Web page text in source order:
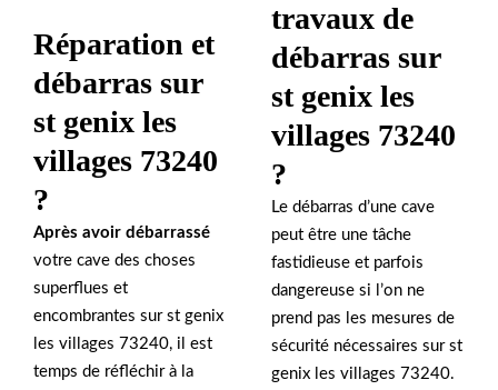
Réparation et
débarras sur
st genix les
villages 73240
?
Après avoir débarrassé
votre cave des choses
superflues et
encombrantes sur st genix
les villages 73240, il est
temps de réfléchir à la
travaux de
débarras sur
st genix les
villages 73240
?
Le débarras d’une cave
peut être une tâche
fastidieuse et parfois
dangereuse si l’on ne
prend pas les mesures de
sécurité nécessaires sur st
genix les villages 73240.